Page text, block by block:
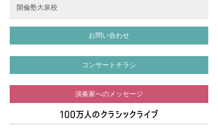
開倫塾大泉校
お問い合わせ
コンサートチラシ
演奏家へのメッセージ